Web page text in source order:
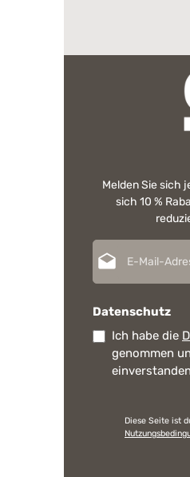
Melden Sie sich
sich 10 %
Datenschutz
Ich habe die
genommen
Diese Seite ist